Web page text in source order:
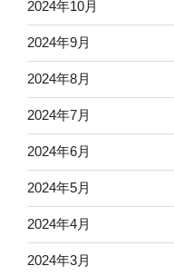
2024年10月
2024年9月
2024年8月
2024年7月
2024年6月
2024年5月
2024年4月
2024年3月